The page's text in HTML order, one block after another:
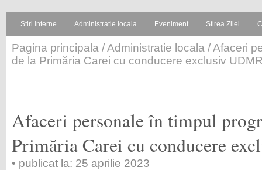
Stiri interne Administratie locala Eveniment Stirea Zilei
Pagina principala /Administratie locala / Afaceri
de la Primăria Carei cu conducere exclusiv
Afaceri personale în timpul
Primăria Carei cu conducere
• publicat la: 25 aprilie 2023